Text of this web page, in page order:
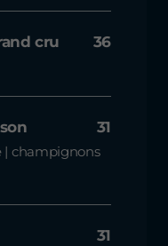
cru 36
31
| champignons
31